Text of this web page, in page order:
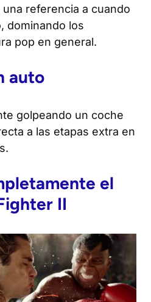
referencia a cuando
dominando los
pop en general.
auto
golpeando un coche
a las etapas extra en
el
II